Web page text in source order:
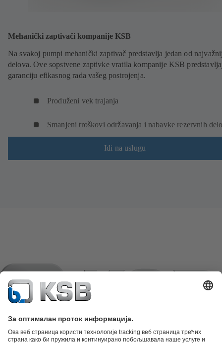
Mehanički zaptivači kompanije KSB
Na svakoj pumpi mehanički zaptivač predstavlja jedan od
delova. Ove sopstvene zaptivke vratila kompanije KSB
garanciju efikasnog rada vašeg postrojenja.
Produženi vek trajanja
Smanjeni troškovi održavanja i nabavke rezervnih
Idi na uslugu